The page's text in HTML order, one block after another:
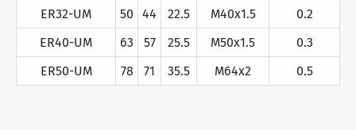
ER32-UM
50 44 22.5 M40x1.5
0.2
ER40-UM
63 57 25.5 M50x1.5
0.3
ER50-UM
78 71 35.5 M64x2 0.5